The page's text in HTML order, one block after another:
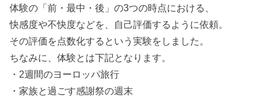
体験の「前・最中・後」の3つの時点における、
快感度や不快度などを、自己評価するように依頼。
その評価を点数化するという実験をしました。
ちなみに、体験とは下記となります。
・2週間のヨーロッパ旅行
・家族と過ごす感謝祭の週末